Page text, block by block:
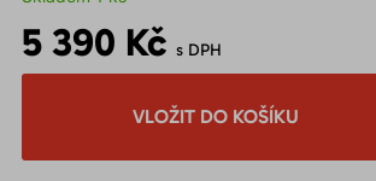
5 390 Kč s DPH
VLOŽIT DO KOŠÍKU